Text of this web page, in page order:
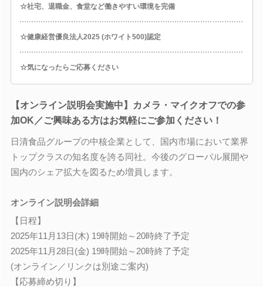
☆社宅、退職金、食堂など働きやすい環境を完備
☆健康経営優良法人2025 (ホワイト500)認定
☆気になったらご応募ください
【オンライン説明会実施中】カメラ・マイクオフでの参
加OK／ご興味ある方はお気軽にご参加ください！
日清食品グループの中核企業として、国内市場において業界
トップクラスの知名度を誇る同社。今後のグローバル展開や
国内のシェア拡大を図るため増員します。
オンライン説明会詳細
【日程】
2025年11月13日(木) 19時開始～20時終了予定
2025年11月28日(金) 19時開始～20時終了予定
(オンライン／リンクは別途ご案内)
【応募締め切り】